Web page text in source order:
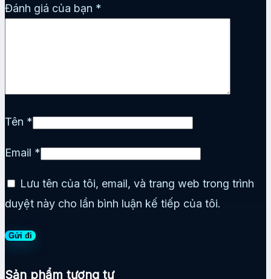
Đánh giá của bạn *
Tên *
Email *
Lưu tên của tôi, email, và trang web trong trình
duyệt này cho lần bình luận kế tiếp của tôi.
Sản phẩm tương tự